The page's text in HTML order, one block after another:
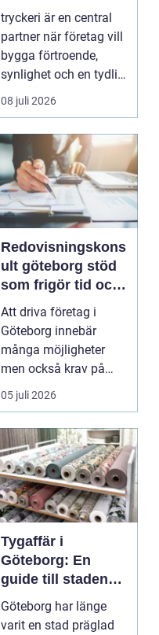
ditt företag
tryckeri är en central
partner när företag vill
bygga förtroende,
synlighet och en tydlig
profil i a...
08 juli 2026
Redovisningskons
ult göteborg stöd
som frigör tid och
skapar kontroll
Att driva företag i
Göteborg innebär
många möjligheter
men också krav på
ordning i ekonomin.
För må...
05 juli 2026
Tygaffär i
Göteborg: En
guide till stadens
textila möjligheter
Göteborg har länge
varit en stad präglad